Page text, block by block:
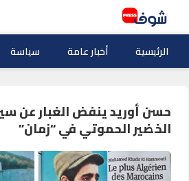
الرئيسية أخبار عامة سياسة
حسن أوريد ينفض الغبار عن
الخضير الحموتي في “زمان”